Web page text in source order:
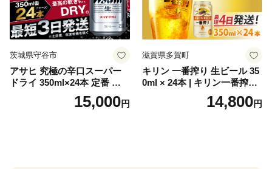
茨城県守谷市
アサヒ 究極の辛口スーパー
ドライ 350ml×24本 定番 ビー
ル 缶ビール 酒 お酒 アルコー
15,000円
滋賀県多賀町
キリン 一番搾り 生ビール 35
0ml × 24本 | キリン一番搾り
キリンビール 一番搾り ビー
ル 24缶 きりんいちばんしぼ
14,800円